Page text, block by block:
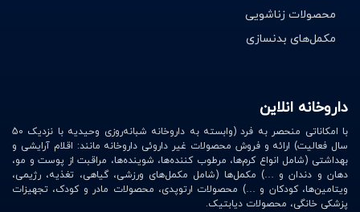
محصولات زناشویی
مکمل‌های بدنسازی
داروخانه انلاین
با امکاناتی منحصر به فرد (وابسته به داروخانه شبانه‌روزی وحیدیه با نزدیک 50
سال فعالیت) ارائه و فروش محصولات غیر داروئی داروخانه مانند: اقلام آرایشی و
بهداشتی (شامل انواع کرم‌ها، مرطوب کننده‌ها، شوینده‌ها، مراقبت از پوست و مو،
دهان و دندان و …) مکمل‌ها (شامل مکمل‌های ورزشی، گیاهی، تغذیه، رژیمی،
ویتامین‌ها، کودکان و …) محصولات ارتوپدی، محصولات مادر و کودک، تجهیزات
پزشکی خانگی، محصولات دیابتیک.